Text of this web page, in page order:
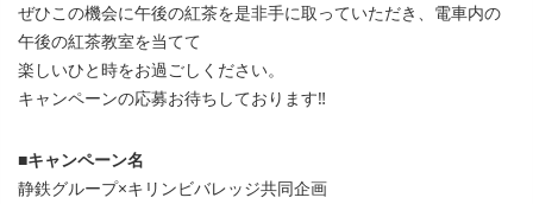
ぜひこの機会に午後の紅茶を是非手に取っていただき、電車内の
午後の紅茶教室を当てて
楽しいひと時をお過ごしください。
キャンペーンの応募お待ちしております‼
■キャンペーン名
静鉄グループ×キリンビバレッジ共同企画